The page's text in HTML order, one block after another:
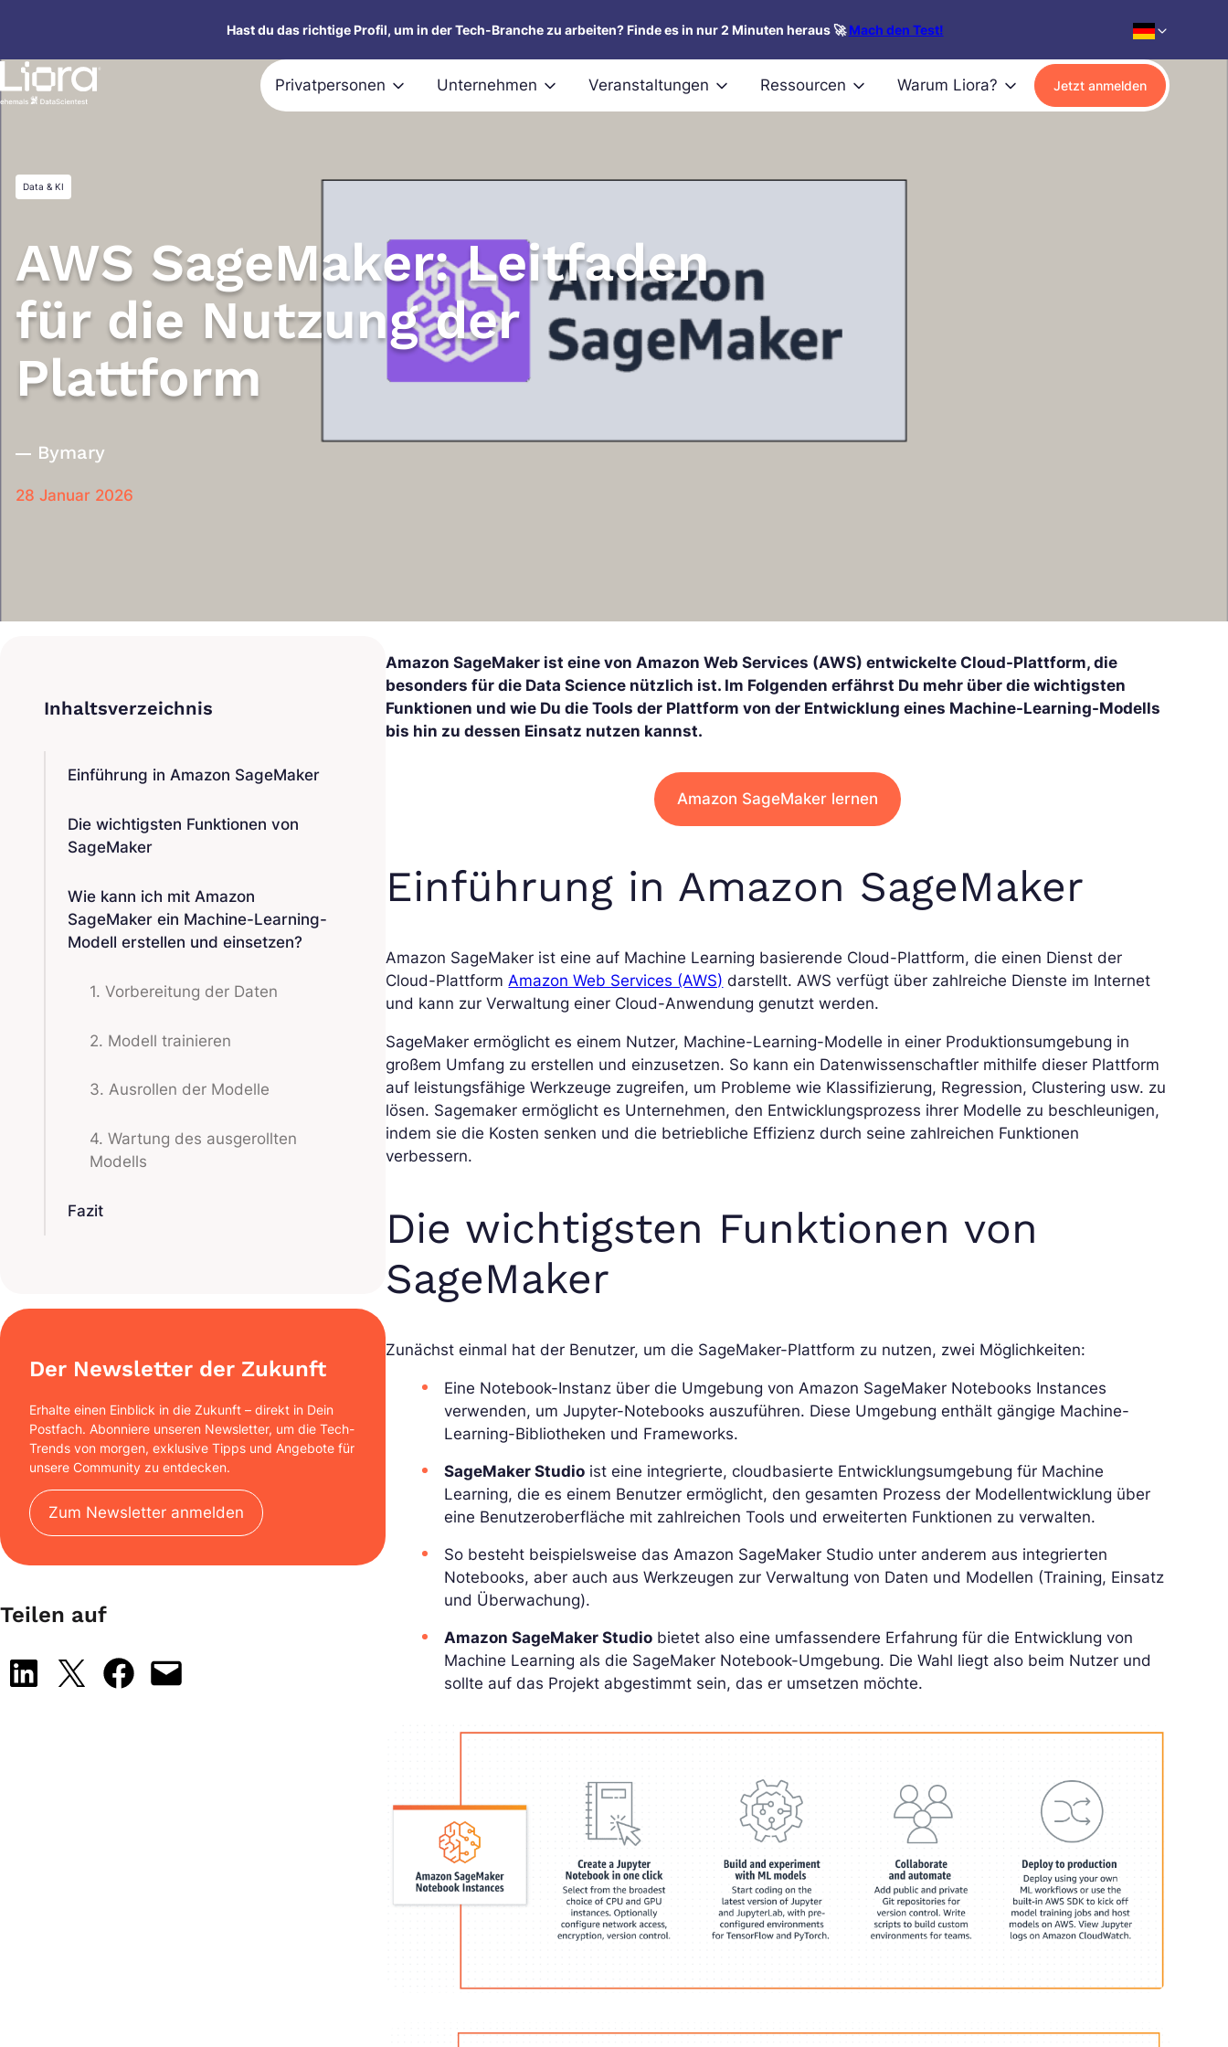
springen
Hast du das richtige Profil, um in der Tech-Branche zu arbeiten? Finde es in nur 2 Minuten heraus 🚀Mach den Test!
Privatpersonen Unternehmen Veranstaltungen Ressourcen Warum Liora? Jetzt anmelden
Data & KI
AWS SageMaker: Leitfaden
für die Nutzung der
Plattform
Bymary
28 Januar 2026
Einführung in Amazon SageMaker
Die wichtigsten Funktionen von
SageMaker
Wie kann ich mit Amazon
SageMaker ein Machine-Learning-
Modell erstellen und einsetzen?
1. Vorbereitung der Daten
2. Modell trainieren
3. Ausrollen der Modelle
4. Wartung des ausgerollten
Modells
Fazit
Der Newsletter der Zukunft
Erhalte einen Einblick in die Zukunft – direkt in Dein
Postfach. Abonniere unseren Newsletter, um die Tech-
Trends von morgen, exklusive Tipps und Angebote für
unsere Community zu entdecken.
Zum Newsletter anmelden
Teilen auf
Share on LinkedIn
Share on X Share on Facebook
Email this Page
Amazon SageMaker ist eine von Amazon Web Services (AWS) entwickelte Cloud-Plattform, die
besonders für die Data Science nützlich ist. Im Folgenden erfährst Du mehr über die wichtigsten
Funktionen und wie Du die Tools der Plattform von der Entwicklung eines Machine-Learning-Modells
bis hin zu dessen Einsatz nutzen kannst.
Amazon SageMaker lernen
Einführung in Amazon SageMaker
Amazon SageMaker ist eine auf Machine Learning basierende Cloud-Plattform, die einen Dienst der
Cloud-PlattformAmazon Web Services (AWS) darstellt. AWS verfügt über zahlreiche Dienste im Internet
und kann zur Verwaltung einer Cloud-Anwendung genutzt werden.
SageMaker ermöglicht es einem Nutzer, Machine-Learning-Modelle in einer Produktionsumgebung in
großem Umfang zu erstellen und einzusetzen. So kann ein Datenwissenschaftler mithilfe dieser Plattform
auf leistungsfähige Werkzeuge zugreifen, um Probleme wie Klassifizierung, Regression, Clustering usw. zu
lösen. Sagemaker ermöglicht es Unternehmen, den Entwicklungsprozess ihrer Modelle zu beschleunigen,
indem sie die Kosten senken und die betriebliche Effizienz durch seine zahlreichen Funktionen
verbessern.
Die wichtigsten Funktionen von
SageMaker
Zunächst einmal hat der Benutzer, um die SageMaker-Plattform zu nutzen, zwei Möglichkeiten:
Eine Notebook-Instanz über die Umgebung von Amazon SageMaker Notebooks Instances
verwenden, um Jupyter-Notebooks auszuführen. Diese Umgebung enthält gängige Machine-
Learning-Bibliotheken und Frameworks.
SageMaker Studio ist eine integrierte, cloudbasierte Entwicklungsumgebung für Machine
Learning, die es einem Benutzer ermöglicht, den gesamten Prozess der Modellentwicklung über
eine Benutzeroberfläche mit zahlreichen Tools und erweiterten Funktionen zu verwalten.
So besteht beispielsweise das Amazon SageMaker Studio unter anderem aus integrierten
Notebooks, aber auch aus Werkzeugen zur Verwaltung von Daten und Modellen (Training, Einsatz
und Überwachung).
Amazon SageMaker Studio bietet also eine umfassendere Erfahrung für die Entwicklung von
Machine Learning als die SageMaker Notebook-Umgebung. Die Wahl liegt also beim Nutzer und
sollte auf das Projekt abgestimmt sein, das er umsetzen möchte.